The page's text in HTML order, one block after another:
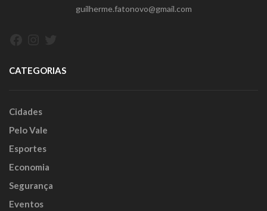
guilherme.fatonovo@gmail.com
CATEGORIAS
Cidades
Pelo Vale
Esportes
Economia
Segurança
Eventos